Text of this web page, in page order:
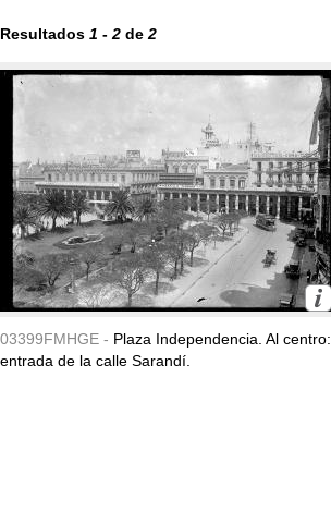
Resultados 1 - 2 de 2
03399FMHGE - Plaza Independencia. Al centro:
entrada de la calle Sarandí.